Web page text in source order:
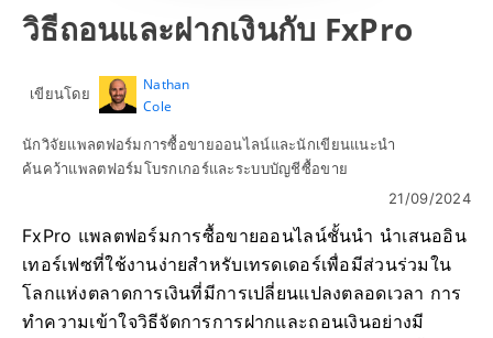
วิธีถอนและฝากเงินกับ FxPro
เขียนโดย
Nathan
Cole
นักวิจัยแพลตฟอร์มการซื้อขายออนไลน์และนักเขียนแนะนำ
ค้นคว้าแพลตฟอร์มโบรกเกอร์และระบบบัญชีซื้อขาย
21/09/2024
FxPro แพลตฟอร์มการซื้อขายออนไลน์ชั้นนำ นำเสนออิน
เทอร์เฟซที่ใช้งานง่ายสำหรับเทรดเดอร์เพื่อมีส่วนร่วมใน
โลกแห่งตลาดการเงินที่มีการเปลี่ยนแปลงตลอดเวลา การ
ทำความเข้าใจวิธีจัดการการฝากและถอนเงินอย่างมี